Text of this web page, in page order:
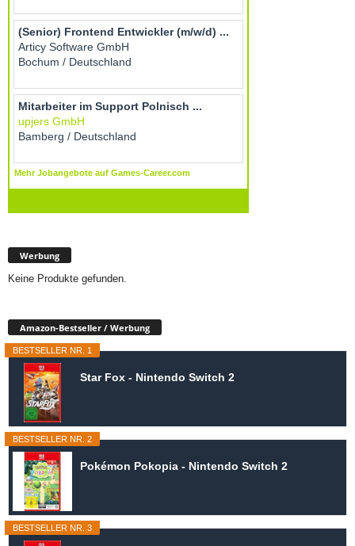
Werbung
Keine Produkte gefunden.
Amazon-Bestseller / Werbung
BESTSELLER NR. 1
Star Fox - Nintendo Switch 2
BESTSELLER NR. 2
Pokémon Pokopia - Nintendo Switch 2
BESTSELLER NR. 3